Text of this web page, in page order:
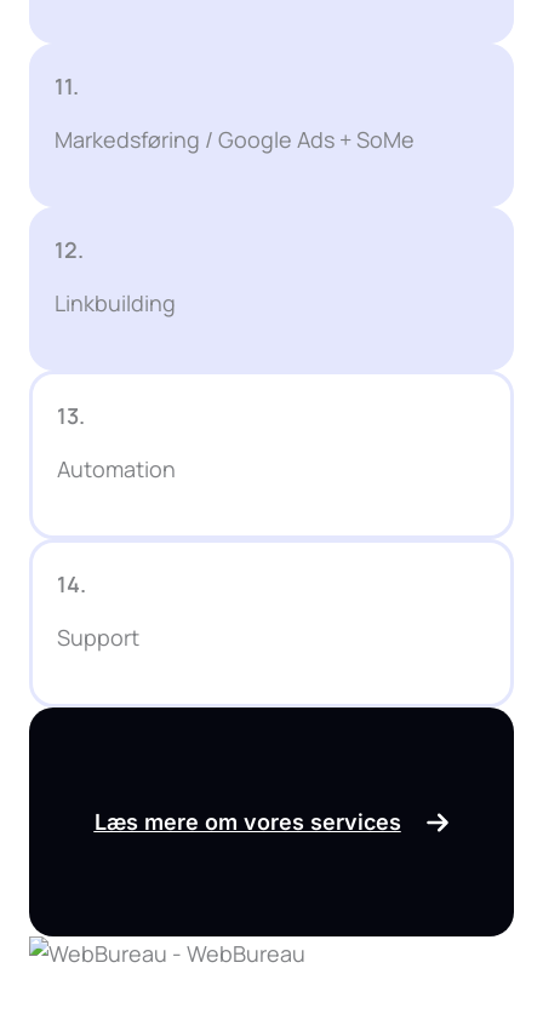
11.
Markedsføring / Google Ads + SoMe
12.
Linkbuilding
13.
Automation
14.
Support
Læs mere om vores services